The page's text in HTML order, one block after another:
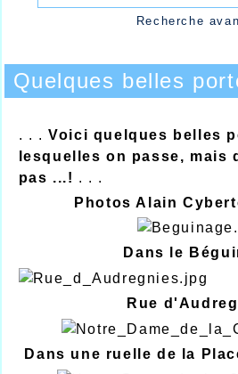
Recherche
Quelques belles
. . .Voici quelques belles
lesquelles on passe, mais
pas ...! . . .
Photos Alain
Dans le
Rue
Dans une ruelle de la